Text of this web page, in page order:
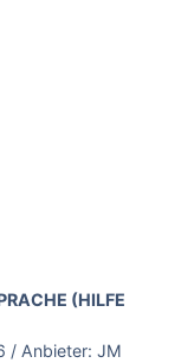
(HILFE
/ Anbieter: JM